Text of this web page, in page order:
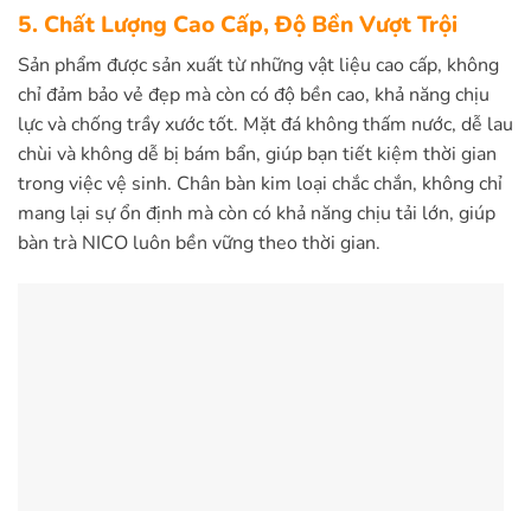
5. Chất Lượng Cao Cấp, Độ Bền Vượt Trội
Sản phẩm được sản xuất từ những vật liệu cao cấp, không
chỉ đảm bảo vẻ đẹp mà còn có độ bền cao, khả năng chịu
lực và chống trầy xước tốt. Mặt đá không thấm nước, dễ lau
chùi và không dễ bị bám bẩn, giúp bạn tiết kiệm thời gian
trong việc vệ sinh. Chân bàn kim loại chắc chắn, không chỉ
mang lại sự ổn định mà còn có khả năng chịu tải lớn, giúp
bàn trà NICO luôn bền vững theo thời gian.